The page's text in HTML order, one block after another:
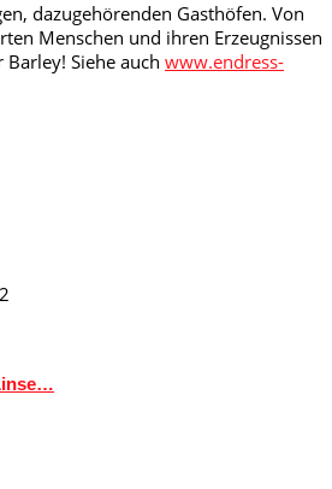
dazugehörenden Gasthöfen. Von
Menschen und ihren Erzeugnissen
Siehe auch www.endress-